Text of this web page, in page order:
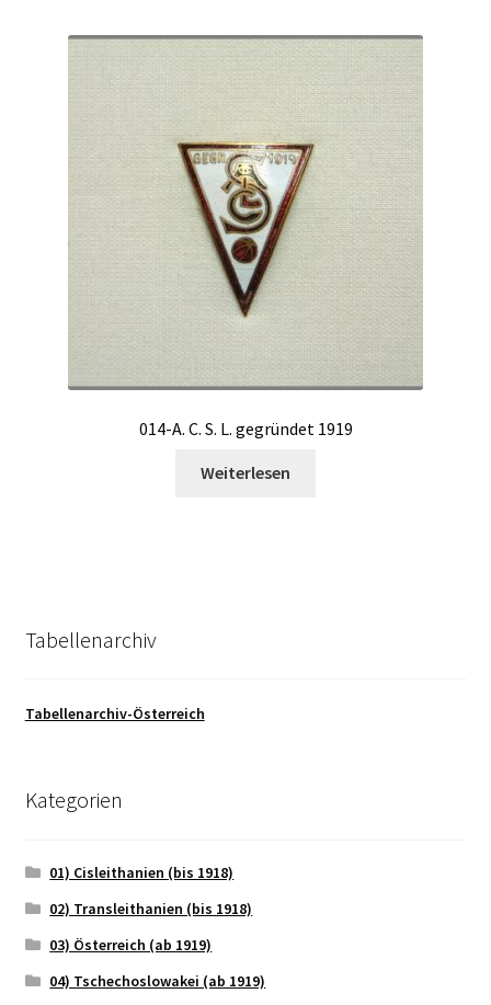
014-A. C. S. L. gegründet 1919
Weiterlesen
Tabellenarchiv
Tabellenarchiv-Österreich
Kategorien
01) Cisleithanien (bis 1918)
02) Transleithanien (bis 1918)
03) Österreich (ab 1919)
04) Tschechoslowakei (ab 1919)